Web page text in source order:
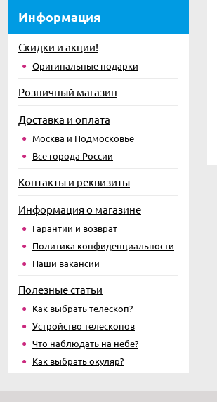
Информация
Скидки и акции!
Оригинальные подарки
Розничный магазин
Доставка и оплата
Москва и Подмосковье
Все города России
Контакты и реквизиты
Информация о магазине
Гарантии и возврат
Политика конфиденциальности
Наши вакансии
Полезные статьи
Как выбрать телескоп?
Устройство телескопов
Что наблюдать на небе?
Как выбрать окуляр?